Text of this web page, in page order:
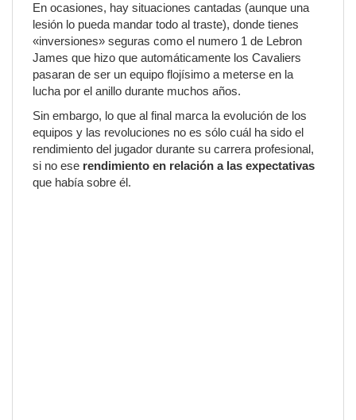
En ocasiones, hay situaciones cantadas (aunque una
lesión lo pueda mandar todo al traste), donde tienes
«inversiones» seguras como el numero 1 de Lebron
James que hizo que automáticamente los Cavaliers
pasaran de ser un equipo flojísimo a meterse en la
lucha por el anillo durante muchos años.
Sin embargo, lo que al final marca la evolución de los
equipos y las revoluciones no es sólo cuál ha sido el
rendimiento del jugador durante su carrera profesional,
si no ese rendimiento en relación a las expectativas
que había sobre él.